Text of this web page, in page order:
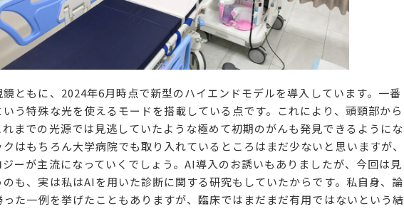
ともに、2024年6月時点で新型のハイエンドモデルを導入しています。一番
う特殊な光を使えるモードを搭載している点です。これにより、頭頸部から
までの光源では見逃していたような極めて初期のがんも発見できるようにな
はもちろん大学病院でも取り入れているところはまだ少ないと思いますが、
ーが主流になっていくでしょう。AI導入のお誘いもありましたが、今回は見
も、実は私はAIを用いた診断に関する研究もしていたからです。私自身、論
た一例を挙げたこともありますが、臨床ではまだまだ有用ではないという結